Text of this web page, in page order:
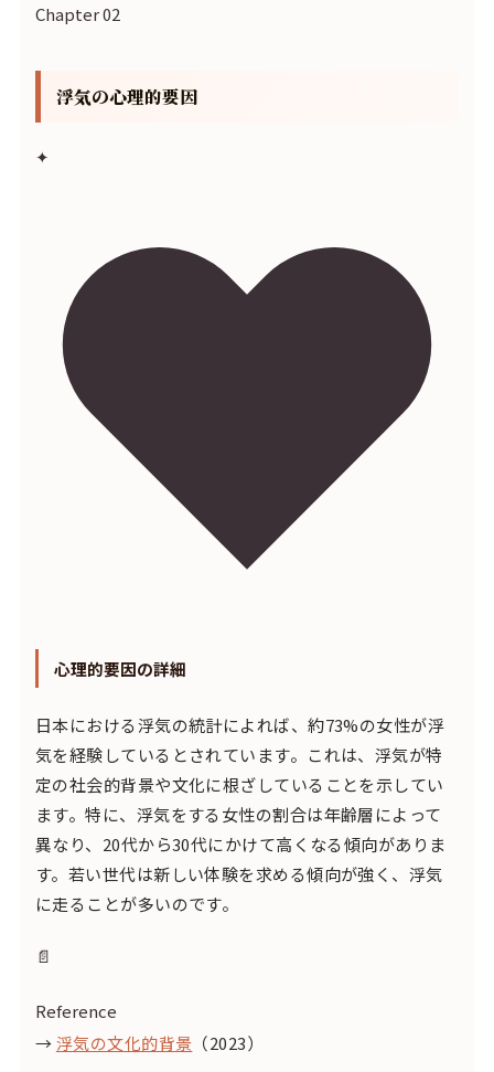
Chapter 02
浮気の心理的要因
✦
心理的要因の詳細
日本における浮気の統計によれば、約73%の女性が浮
気を経験しているとされています。これは、浮気が特
定の社会的背景や文化に根ざしていることを示してい
ます。特に、浮気をする女性の割合は年齢層によって
異なり、20代から30代にかけて高くなる傾向がありま
す。若い世代は新しい体験を求める傾向が強く、浮気
に走ることが多いのです。
📄
Reference
→浮気の文化的背景 （2023）